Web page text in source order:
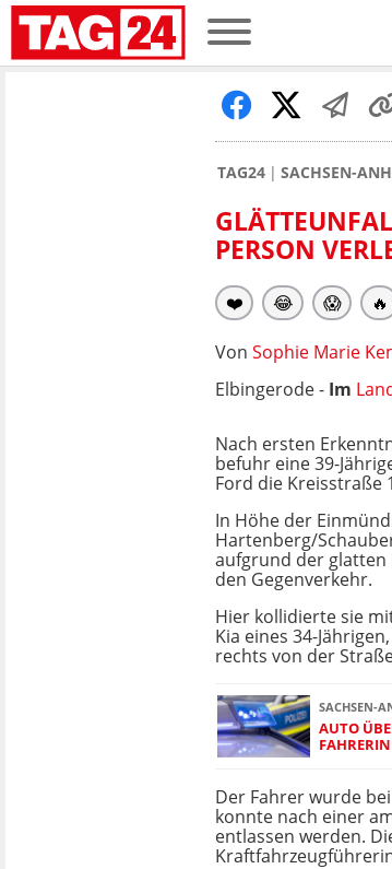
TAG24 SACHSEN-
PERSON
❤️ 😂 😱 🔥
Von Sophie Marie
Elbingerode - Im
Nach ersten
befuhr eine 39-
Ford die Kreisstraße
In Höhe der
Hartenberg/
aufgrund der glatten
den Gegenverkehr.
Hier kollidierte sie
Kia eines 34-
rechts von der
SACHSEN-
AUTO
Der Fahrer wurde
konnte nach einer
entlassen werden.